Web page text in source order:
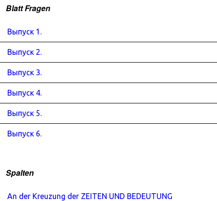
Blatt Fragen
Выпуск 1.
Выпуск 2.
Выпуск 3.
Выпуск 4.
Выпуск 5.
Выпуск 6.
Spalten
An der Kreuzung der ZEITEN UND BEDEUTUNG